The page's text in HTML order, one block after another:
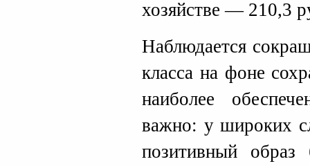
хозяйстве — 210,3
Наблюдается
класса на фоне
наиболее
важно: у широких
позитивный